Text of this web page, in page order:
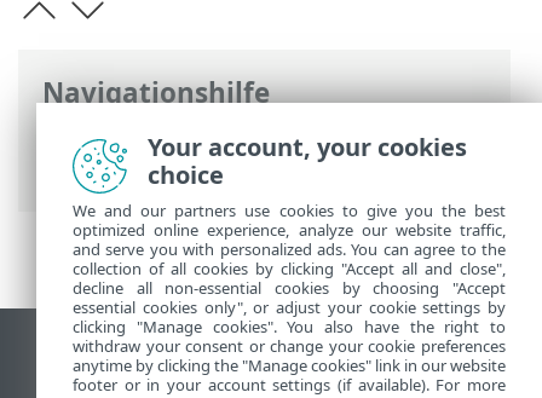
Navigationshilfe
ESET Online-Hilfe>ESET Password
Manager
>Installation
Desktop-Site anzeigen
End of Life
Your account, your cookies
choice
We and our partners use cookies to give you the best
optimized online experience, analyze our website traffic,
and serve you with personalized ads. You can agree to the
collection of all cookies by clicking "Accept all and close",
decline all non-essential cookies by choosing "Accept
essential cookies only", or adjust your cookie settings by
clicking "Manage cookies". You also have the right to
withdraw your consent or change your cookie preferences
anytime by clicking the "Manage cookies" link in our website
footer or in your account settings (if available). For more